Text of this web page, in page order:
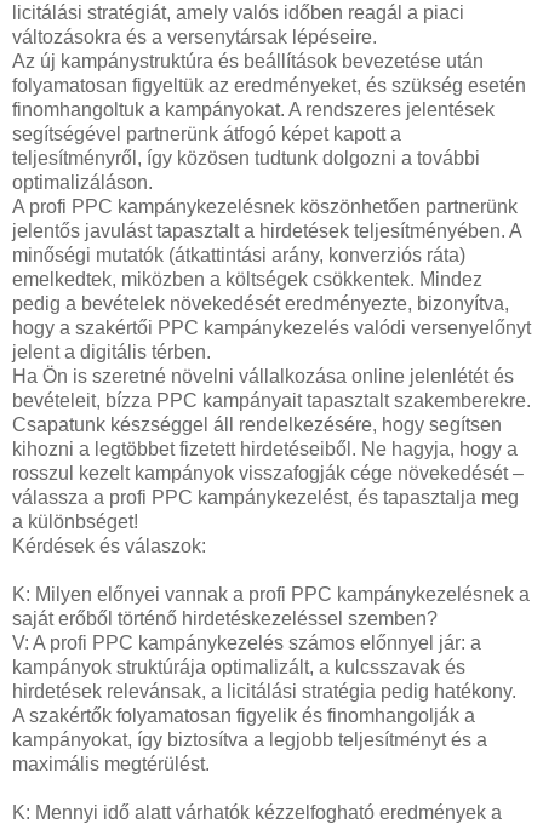
licitálási stratégiát, amely valós időben reagál a piaci
változásokra és a versenytársak lépéseire.
Az új kampánystruktúra és beállítások bevezetése után
folyamatosan figyeltük az eredményeket, és szükség esetén
finomhangoltuk a kampányokat. A rendszeres jelentések
segítségével partnerünk átfogó képet kapott a
teljesítményről, így közösen tudtunk dolgozni a további
optimalizáláson.
A profi PPC kampánykezelésnek köszönhetően partnerünk
jelentős javulást tapasztalt a hirdetések teljesítményében. A
minőségi mutatók (átkattintási arány, konverziós ráta)
emelkedtek, miközben a költségek csökkentek. Mindez
pedig a bevételek növekedését eredményezte, bizonyítva,
hogy a szakértői PPC kampánykezelés valódi versenyelőnyt
jelent a digitális térben.
Ha Ön is szeretné növelni vállalkozása online jelenlétét és
bevételeit, bízza PPC kampányait tapasztalt szakemberekre.
Csapatunk készséggel áll rendelkezésére, hogy segítsen
kihozni a legtöbbet fizetett hirdetéseiből. Ne hagyja, hogy a
rosszul kezelt kampányok visszafogják cége növekedését –
válassza a profi PPC kampánykezelést, és tapasztalja meg
a különbséget!
Kérdések és válaszok:
K: Milyen előnyei vannak a profi PPC kampánykezelésnek a
saját erőből történő hirdetéskezeléssel szemben?
V: A profi PPC kampánykezelés számos előnnyel jár: a
kampányok struktúrája optimalizált, a kulcsszavak és
hirdetések relevánsak, a licitálási stratégia pedig hatékony.
A szakértők folyamatosan figyelik és finomhangolják a
kampányokat, így biztosítva a legjobb teljesítményt és a
maximális megtérülést.
K: Mennyi idő alatt várhatók kézzelfogható eredmények a